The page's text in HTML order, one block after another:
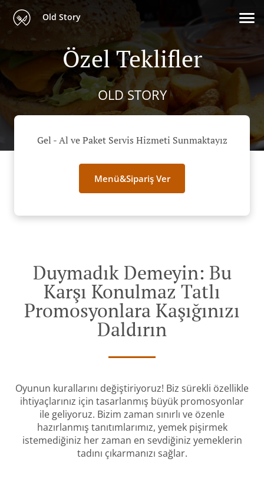
Old Story
Özel Teklifler
OLD STORY
Gel - Al ve Paket Servis Hizmeti Sunmaktayız
Menü&Sipariş Ver
Duymadık Demeyin: Bu
Karşı Konulmaz Tatlı
Promosyonlara Kaşığınızı
Daldırın
Oyunun kurallarını değiştiriyoruz! Biz sürekli özellikle
ihtiyaçlarınız için tasarlanmış büyük promosyonlar
ile geliyoruz. Bizim zaman sınırlı ve özenle
hazırlanmış tanıtımlarımız, yemek pişirmek
istemediğiniz her zaman en sevdiğiniz yemeklerin
tadını çıkarmanızı sağlar.